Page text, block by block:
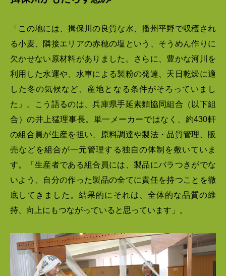
「この地には、揖保川の良質な水、播州平野で収穫され
る小麦、隣接エリアの赤穂の塩という、そうめん作りに
欠かせない原材料がありました。さらに、豊かな河川を
利用した水運や、水車による製粉の発達、天日乾燥に適
した冬の気候など、産地となる条件がそろっていまし
た」。こう語るのは、兵庫県手延素麵協同組合（以下組
合）の井上猛理事長。単一メーカーではなく、約430軒
の組合員が生産を担い、原料調達や製法・品質管理、販
売などを組合が一元管理する独自の体制を敷いていま
す。「生産者である組合員には、製品にバラつきがでな
いよう、自分の作った製品の全てに責任を持つことを徹
底してきました。結果的にそれは、全体的な品質の維
持、向上にもつながっていると思っています」。